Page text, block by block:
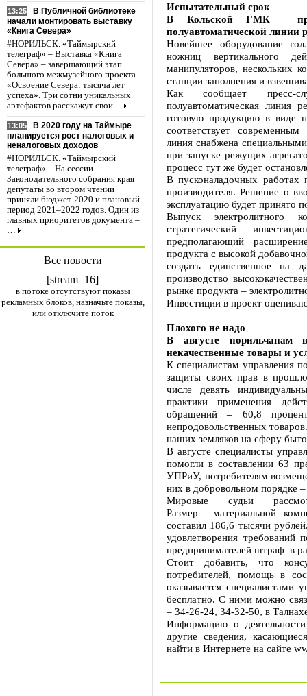
13:25
В Публичной библиотеке
начали монтировать выставку
«Книга Севера»
#НОРИЛЬСК. «Таймырский
телеграф» – Выставка «Книга
Севера» – завершающий этап
большого межмузейного проекта
«Освоение Севера: тысяча лет
успеха». Три сотни уникальных
артефактов расскажут свои…
13:05
В 2020 году на Таймыре
планируется рост налоговых и
неналоговых доходов
#НОРИЛЬСК. «Таймырский
телеграф» – На сессии
Законодательного собрания края
депутаты во втором чтении
приняли бюджет-2020 и плановый
период 2021–2022 годов. Один из
главных приоритетов документа –
…
Все новости
[stream=16]
в потоке отсутствуют показы
рекламных блоков, назначьте показы,
или отключите поток
Испытательный срок
В Кольской ГМК
полуавтоматической линии
Новейшее оборудование
ножниц вертикального
манипуляторов, нескольких
станции заполнения и
Как сообщает пресс-
полуавтоматическая линия
готовую продукцию в виде
соответствует
линия снабжена
при запуске режущих
процесс тут же будет
В пусконаладочных работах
производителя. Решение о
эксплуатацию будет принято
Выпуск электролитного
стратегический
предполагающий
продукта с высокой
создать единственное на
производство
рынке продукта –
Инвестиции в проект
Плохого не надо
В августе норильчанам
некачественные товары и
К специалистам управления
защиты своих прав в
числе девять
практики применения
обращений – 60,8
непродовольственных
наших земляков на сферу
В августе специалисты
помогли в составлении 63
УПРиУ, потребителям
них в добровольном порядке
Мировые судьи
Размер материальной
составил 186,6 тысячи
удовлетворения требований
предпринимателей штраф в
Стоит добавить, что
потребителей, помощь в
оказывается специалистами
бесплатно. С ними можно
– 34-26-24, 34-32-50, в
Информацию о
другие сведения,
найти в Интернете на сайте